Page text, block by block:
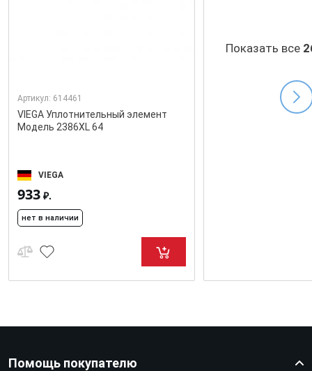
Артикул: 614461
VIEGA Уплотнительный элемент
Модель 2386XL 64
VIEGA
933 ₽.
нет в наличии
Показать все
Помощь покупателю